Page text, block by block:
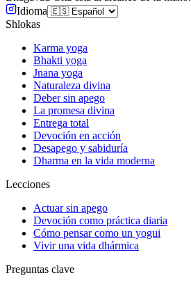
Idioma
Shlokas
Karma yoga
Bhakti yoga
Jnana yoga
Naturaleza divina
Deber sin apego
La promesa divina
Entrega total
Devoción en acción
Desapego y sabiduría
Dharma en la vida moderna
Lecciones
Actuar sin apego
Devoción como práctica diaria
Cómo pensar como un yogui
Vivir una vida dhármica
Preguntas clave